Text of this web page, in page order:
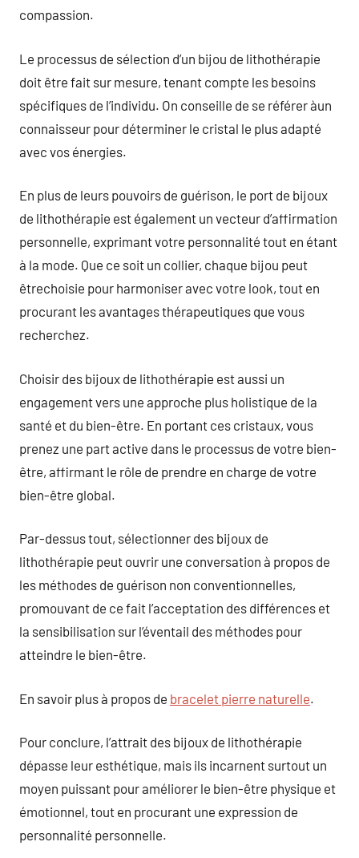
compassion.
Le processus de sélection d’un bijou de lithothérapie
doit être fait sur mesure, tenant compte les besoins
spécifiques de l’individu. On conseille de se référer àun
connaisseur pour déterminer le cristal le plus adapté
avec vos énergies.
En plus de leurs pouvoirs de guérison, le port de bijoux
de lithothérapie est également un vecteur d’affirmation
personnelle, exprimant votre personnalité tout en étant
à la mode. Que ce soit un collier, chaque bijou peut
êtrechoisie pour harmoniser avec votre look, tout en
procurant les avantages thérapeutiques que vous
recherchez.
Choisir des bijoux de lithothérapie est aussi un
engagement vers une approche plus holistique de la
santé et du bien-être. En portant ces cristaux, vous
prenez une part active dans le processus de votre bien-
être, affirmant le rôle de prendre en charge de votre
bien-être global.
Par-dessus tout, sélectionner des bijoux de
lithothérapie peut ouvrir une conversation à propos de
les méthodes de guérison non conventionnelles,
promouvant de ce fait l’acceptation des différences et
la sensibilisation sur l’éventail des méthodes pour
atteindre le bien-être.
En savoir plus à propos de bracelet pierre naturelle.
Pour conclure, l’attrait des bijoux de lithothérapie
dépasse leur esthétique, mais ils incarnent surtout un
moyen puissant pour améliorer le bien-être physique et
émotionnel, tout en procurant une expression de
personnalité personnelle.